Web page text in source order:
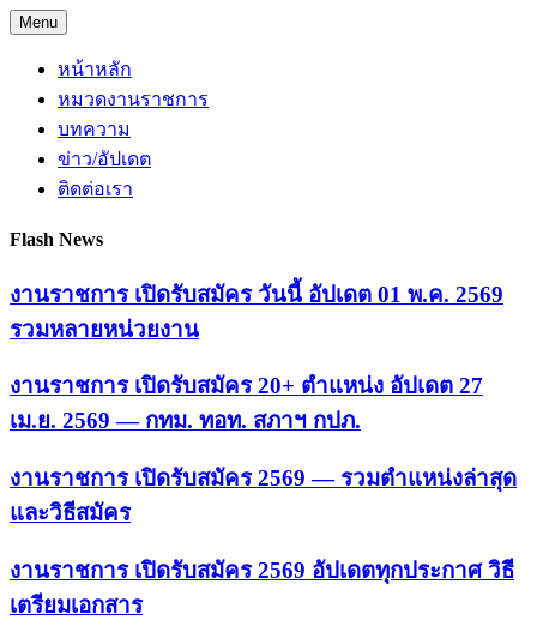
Skip
to
content
Menu
หน้าหลัก
หมวดงานราชการ
บทความ
ข่าว/อัปเดต
ติดต่อเรา
Flash News
งานราชการ เปิดรับสมัคร วันนี้ อัปเดต 01 พ.ค. 2569
รวมหลายหน่วยงาน
งานราชการ เปิดรับสมัคร 20+ ตำแหน่ง อัปเดต 27
เม.ย. 2569 — กทม. ทอท. สภาฯ กปภ.
งานราชการ เปิดรับสมัคร 2569 — รวมตำแหน่งล่าสุด
และวิธีสมัคร
งานราชการ เปิดรับสมัคร 2569 อัปเดตทุกประกาศ วิธี
เตรียมเอกสาร